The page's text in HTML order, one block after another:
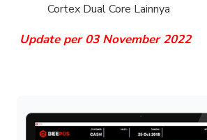
Cortex Dual Core Lainnya
Update per 03 November 2022